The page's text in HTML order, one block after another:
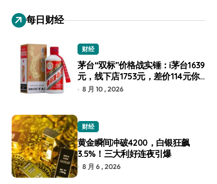
每日财经
财经
茅台“双标”价格战实锤：i茅台1639
元，线下店1753元，差价114元你
选谁？
8 月 10 , 2026
财经
黄金瞬间冲破4200，白银狂飙
3.5%！三大利好连夜引爆
8 月 6 , 2026